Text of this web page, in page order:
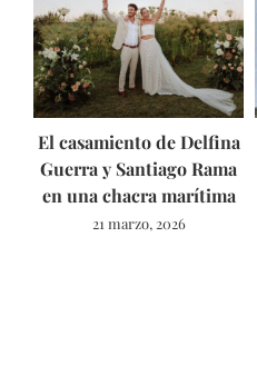
El casamiento de Delfina
Guerra y Santiago Rama
en una chacra marítima
21 marzo, 2026